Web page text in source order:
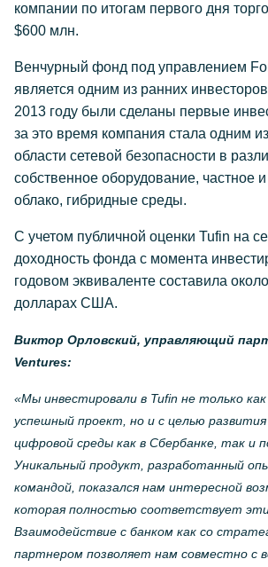
компании по итогам первого дня
$600 млн.
Венчурный фонд под управлением
является одним из ранних
2013 году были сделаны первые
за это время компания стала одним
области сетевой безопасности в
собственное оборудование, частное
облако, гибридные среды.
С учетом публичной оценки Tufin на
доходность фонда с момента
годовом эквиваленте составила
долларах США.
Виктор Орловский, управляющий
Ventures:
«Мы инвестировали в Tufin не только
успешный проект, но и с целью развития
цифровой среды как в Сбербанке, так и
Уникальный продукт, разработанный
командой, показался нам интересной
которая полностью соответствует
Взаимодействие с банком как со
партнером позволяет нам совместно с